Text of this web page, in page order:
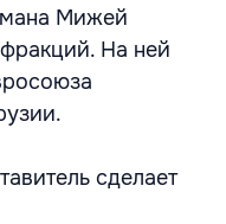
Мижей
На ней
сделает